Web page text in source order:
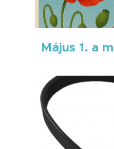
Május 1. a